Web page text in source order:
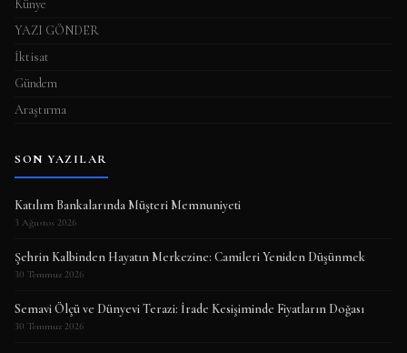
Künye
YAZI GÖNDER
İktisat
Gündem
Araştırma
SON YAZILAR
Katılım Bankalarında Müşteri Memnuniyeti
3 Ağustos 2026
Şehrin Kalbinden Hayatın Merkezine: Camileri Yeniden Düşünmek
30 Temmuz 2026
Semavi Ölçü ve Dünyevi Terazi: İrade Kesişiminde Fiyatların Doğası
30 Temmuz 2026